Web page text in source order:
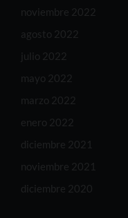
noviembre 2022
agosto 2022
julio 2022
mayo 2022
marzo 2022
enero 2022
diciembre 2021
noviembre 2021
diciembre 2020